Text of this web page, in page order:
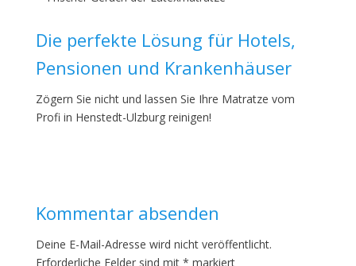
Die perfekte Lösung für Hotels,
Pensionen und Krankenhäuser
Zögern Sie nicht und lassen Sie Ihre Matratze vom
Profi in Henstedt-Ulzburg reinigen!
Kommentar absenden
Deine E-Mail-Adresse wird nicht veröffentlicht.
Erforderliche Felder sind mit * markiert